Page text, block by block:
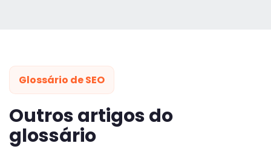
Glossário de SEO
Outros artigos do
glossário